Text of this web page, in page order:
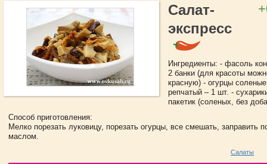
Салат-
экспресс
Ингредиенты: - фасоль
2 банки (для красоты
красную) - огурцы
репчатый – 1 шт. -
пакетик (соленых, без
Способ приготовления:
Мелко порезать луковицу, порезать огурцы, все смешать, заправить
маслом.
Салаты